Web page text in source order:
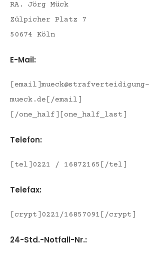
RA. Jörg Mück
Zülpicher Platz 7
50674 Köln
E-Mail:
[email]mueck@strafverteidigung-
mueck.de[/email]
[/one_half][one_half_last]
Telefon:
[tel]0221 / 16872165[/tel]
Telefax:
[crypt]0221/16857091[/crypt]
24-Std.-Notfall-Nr.: